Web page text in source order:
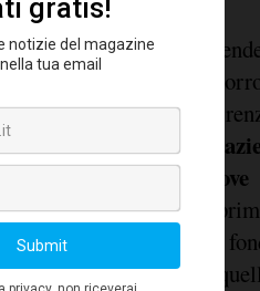
da ora a offrire ai
di cui hanno bisogno,
beneficio della
digitale le
delle nuove
consentendo loro di
capacità, un aspetto
momenti di crisi come